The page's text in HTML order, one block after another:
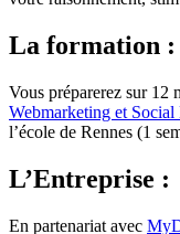
La formation :
Vous préparerez sur 12
Webmarketing et Social
l’école de Rennes (1
L’Entreprise :
En partenariat avec